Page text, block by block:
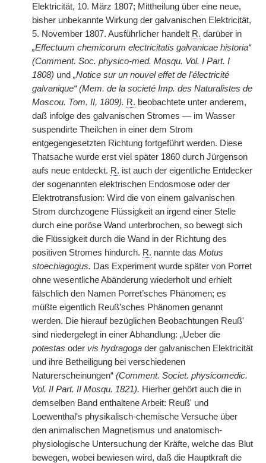
Elektricität, 10. März 1807; Mittheilung über eine neue,
bisher unbekannte Wirkung der galvanischen Elektricität,
5. November 1807. Ausführlicher handelt R. darüber in
„Effectuum chemicorum electricitatis galvanicae historia“
(Comment. Soc. physico-med. Mosqu. Vol. I Part. I
1808) und „Notice sur un nouvel effet de l'électricité
galvanique“ (Mem. de la societé Imp. des Naturalistes de
Moscou. Tom. II, 1809). R. beobachtete unter anderem,
daß infolge des galvanischen Stromes — im Wasser
suspendirte Theilchen in einer dem Strom
entgegengesetzten Richtung fortgeführt werden. Diese
Thatsache wurde erst viel später 1860 durch Jürgenson
aufs neue entdeckt. R. ist auch der eigentliche Entdecker
der sogenannten elektrischen Endosmose oder der
Elektrotransfusion: Wird die von einem galvanischen
Strom durchzogene Flüssigkeit an irgend einer Stelle
durch eine poröse Wand unterbrochen, so bewegt sich
die Flüssigkeit durch die Wand in der Richtung des
positiven Stromes hindurch. R. nannte das Motus
stoechiagogus. Das Experiment wurde später von Porret
ohne wesentliche Abänderung wiederholt und erhielt
fälschlich den Namen Porret’sches Phänomen; es
müßte eigentlich Reuß’sches Phänomen genannt
werden. Die hierauf bezüglichen Beobachtungen Reuß'
sind niedergelegt in einer Abhandlung: „Ueber die
potestas oder vis hydragoga der galvanischen Elektricität
und ihre Betheiligung bei verschiedenen
Naturerscheinungen“ (Comment. Societ. physicomedic.
Vol. II Part. II Mosqu. 1821). Hierher gehört auch die in
demselben Band enthaltene Arbeit: Reuß' und
Loewenthal's physikalisch-chemische Versuche über
den animalischen Magnetismus und anatomisch-
physiologische Untersuchung der Kräfte, welche das Blut
bewegen, wobei bewiesen wird, daß die Hauptkraft die